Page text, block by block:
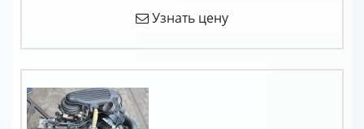
Узнать цену